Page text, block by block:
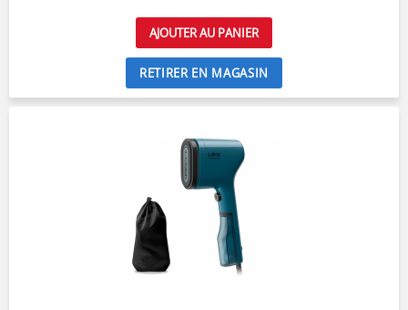
AJOUTER AU PANIER
RETIRER EN MAGASIN